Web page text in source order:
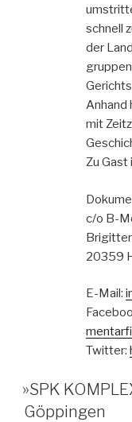
schnell
der
Anhand
mit
Zu Gast
c/o B-
20359
E-Mail:
Twitter:
»SPK
Göppingen